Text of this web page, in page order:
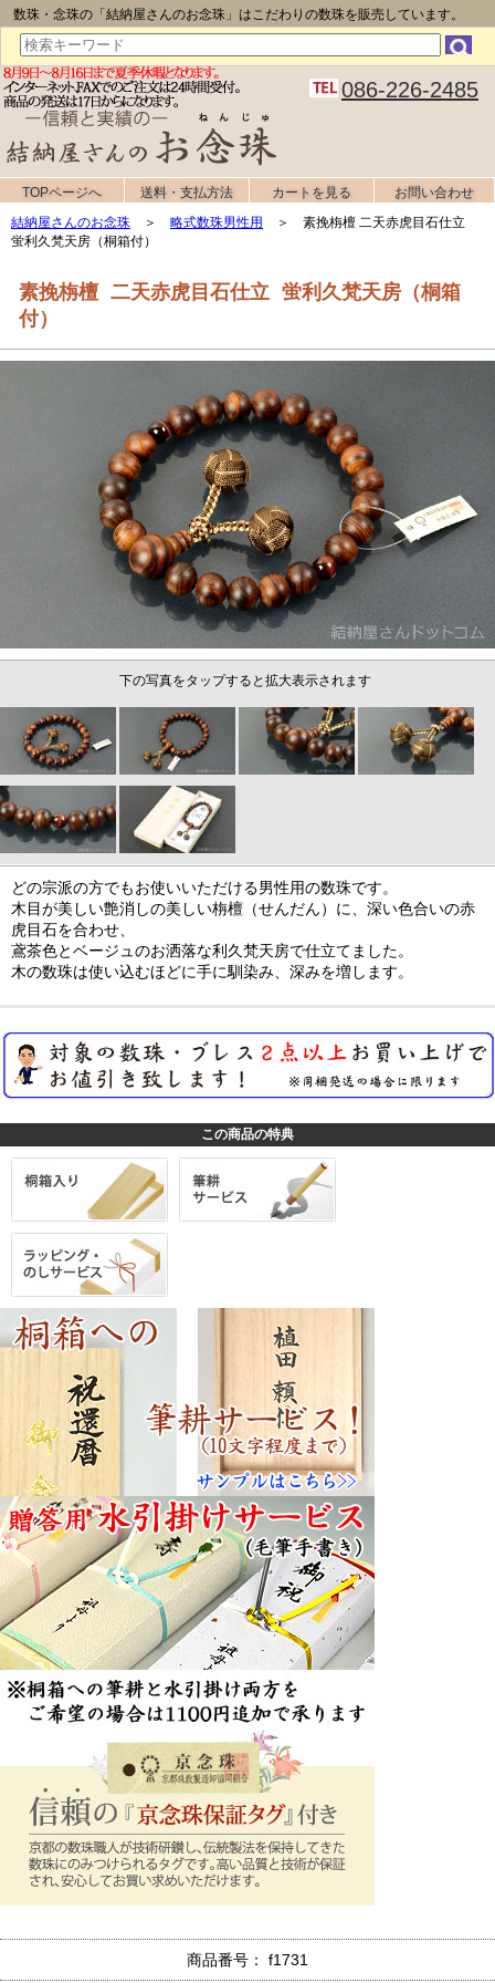
数珠・念珠の「結納屋さんのお念珠」はこだわりの数珠を販売しています。
086-226-2485
TOPページへ 送料・支払方法 カートを見る
お問い合わせ
結納屋さんのお念珠 ＞ 略式数珠男性用
＞ 素挽栴檀 二天赤虎目石仕立
蛍利久梵天房（桐箱付）
素挽栴檀 二天赤虎目石仕立 蛍利久梵天房（桐箱
付）
下の写真をタップすると拡大表示されます
どの宗派の方でもお使いいただける男性用の数珠です。
木目が美しい艶消しの美しい栴檀（せんだん）に、深い色合いの赤
虎目石を合わせ、
鳶茶色とベージュのお洒落な利久梵天房で仕立てました。
木の数珠は使い込むほどに手に馴染み、深みを増します。
この商品の特典
商品番号： f1731